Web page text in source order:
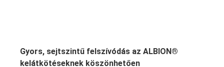
Gyors, sejtszintű felszívódás az ALBION®
kelátkötéseknek köszönhetően